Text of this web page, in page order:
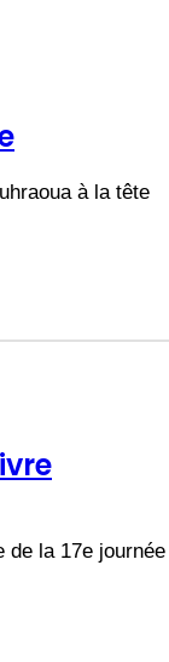
à la tête
de la 17e journée